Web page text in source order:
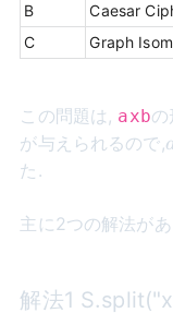
B
Caesar
C
Graph
この問題は, axb
が与えられるので,
た.
主に2つの解法が
解法1